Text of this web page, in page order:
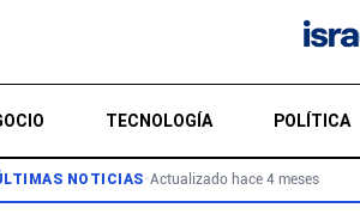
TECNOLOGÍA POLÍTICA
NOTICIAS•Actualizado hace 4 meses